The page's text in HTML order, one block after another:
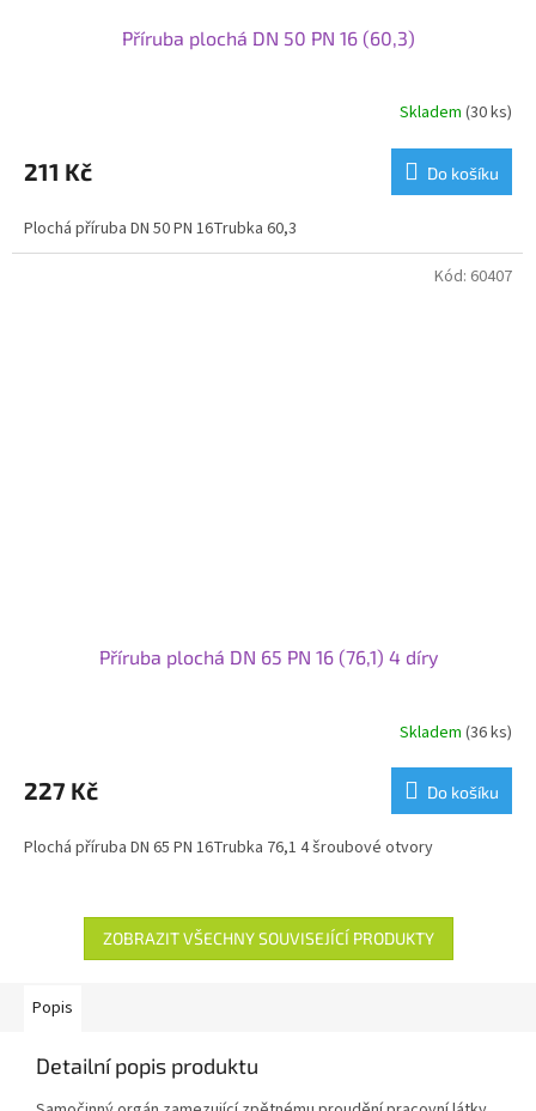
Příruba plochá DN 50 PN 16 (60,3)
Skladem (30 ks)
211 Kč Do košíku
Plochá příruba DN 50 PN 16Trubka 60,3
Příruba plochá DN 65 PN 16 (76,1) 4 díry
Skladem (36 ks)
227 Kč Do košíku
Plochá příruba DN 65 PN 16Trubka 76,1 4 šroubové otvory
Kód: 60407
ZOBRAZIT VŠECHNY SOUVISEJÍCÍ PRODUKTY
Popis
Detailní popis produktu